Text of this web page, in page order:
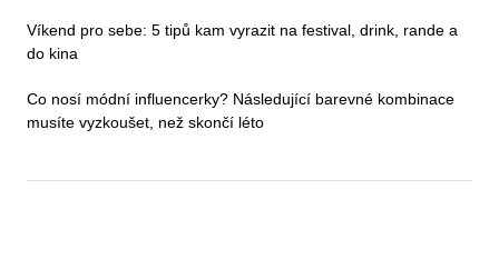
Víkend pro sebe: 5 tipů kam vyrazit na festival, drink, rande a
do kina
Co nosí módní influencerky? Následující barevné kombinace
musíte vyzkoušet, než skončí léto